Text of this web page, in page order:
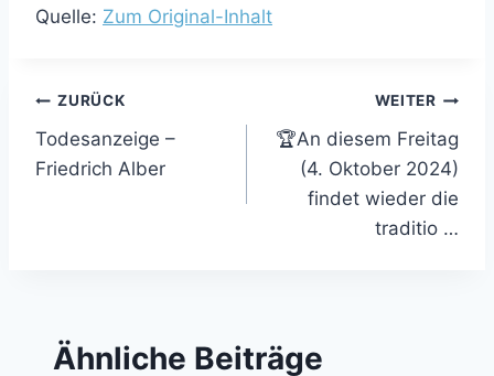
Quelle: Zum Original-Inhalt
Beitragsnavigation
ZURÜCK
Todesanzeige –
Friedrich Alber
WEITER
🏆An diesem Freitag
(4. Oktober 2024)
findet wieder die
traditio …
Ähnliche Beiträge